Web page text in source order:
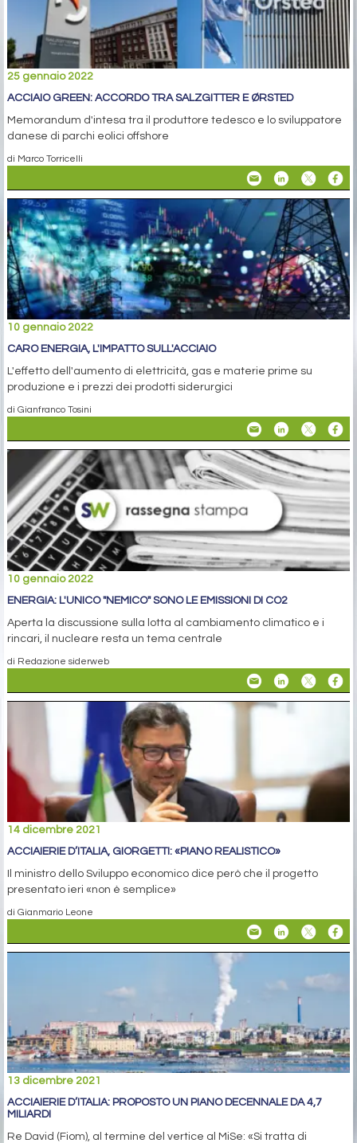
25 gennaio 2022
ACCIAIO GREEN: ACCORDO TRA SALZGITTER E ØRSTED
Memorandum d'intesa tra il produttore tedesco e lo sviluppatore
danese di parchi eolici offshore
di Marco Torricelli
10 gennaio 2022
CARO ENERGIA, L'IMPATTO SULL'ACCIAIO
L'effetto dell'aumento di elettricità, gas e materie prime su
produzione e i prezzi dei prodotti siderurgici
di Gianfranco Tosini
10 gennaio 2022
ENERGIA: L'UNICO "NEMICO" SONO LE EMISSIONI DI CO2
Aperta la discussione sulla lotta al cambiamento climatico e i
rincari, il nucleare resta un tema centrale
di Redazione siderweb
14 dicembre 2021
ACCIAIERIE D’ITALIA, GIORGETTI: «PIANO REALISTICO»
Il ministro dello Sviluppo economico dice però che il progetto
presentato ieri «non è semplice»
di Gianmario Leone
13 dicembre 2021
ACCIAIERIE D’ITALIA: PROPOSTO UN PIANO DECENNALE DA 4,7
MILIARDI
Re David (Fiom), al termine del vertice al MiSe: «Si tratta di